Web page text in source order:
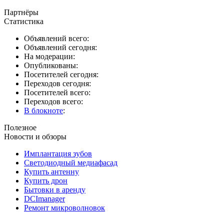
Партнёры
Статистика
Объявлений всего:
Объявлений сегодня:
На модерации:
Опубликованы:
Посетителей сегодня:
Переходов сегодня:
Посетителей всего:
Переходов всего:
В блокноте:
Полезное
Новости и обзоры
Имплантация зубов
Светодиодный медиафасад
Купить антенну
Купить дрон
Бытовки в аренду
DCImanager
Ремонт микроволновок